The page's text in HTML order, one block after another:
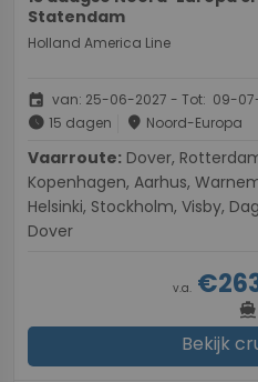
Statendam
Holland America Line
event van: 25-06-2027 - Tot: 09-
schedule 15 dagen place Noord-Europa
Vaarroute:
Kopenhagen, Aarhus,
Helsinki, Stockholm, Visby,
Dover
v.a.
directions_boat
Bekijk